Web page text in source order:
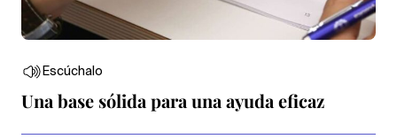
Escúchalo
Una base sólida para una ayuda eficaz